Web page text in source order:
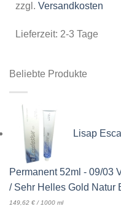
zzgl. Versandkosten
Lieferzeit: 2-3 Tage
Beliebte Produkte
Lisap
Permanent 52ml - 09/03
/ Sehr Helles Gold Natur
149,62 €/1000 ml